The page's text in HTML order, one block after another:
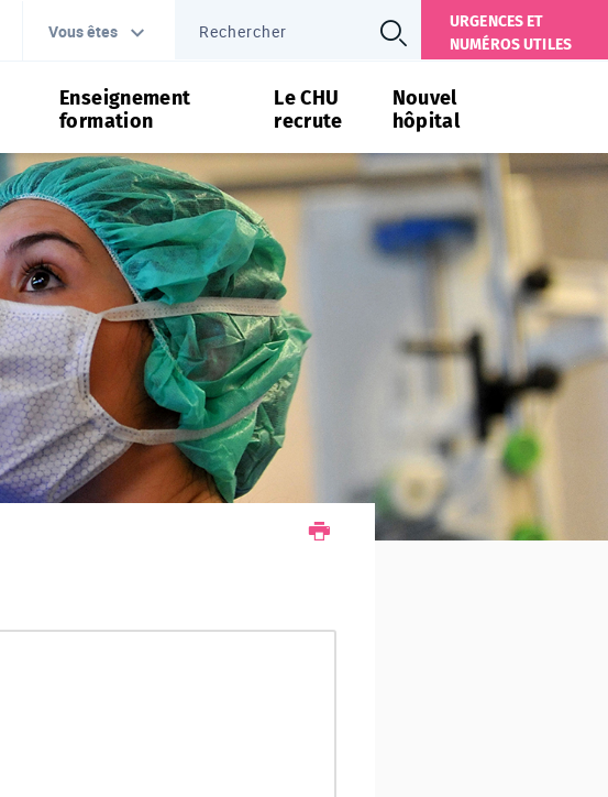
Vous êtes
URGENCES ET
NUMÉROS UTILES
Enseignement
formation
Le CHU
recrute
Nouvel
hôpital